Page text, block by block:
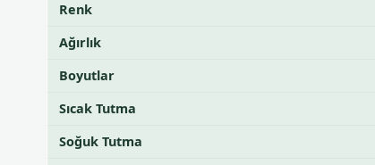
Renk
Ağırlık
Boyutlar
Sıcak Tutma
Soğuk Tutma